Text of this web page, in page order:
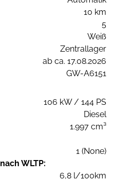
10 km
5
Weiß
Zentrallager
ab ca. 17.08.2026
GW-A6151
106 kW / 144 PS
Diesel
1.997 cm³
1 (None)
WLTP:
6,8 l/100km